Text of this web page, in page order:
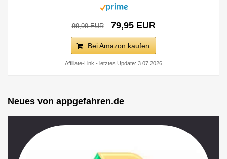
99,99 EUR 79,95 EUR
Bei Amazon kaufen
Affiliate-Link - letztes Update: 3.07.2026
Neues von appgefahren.de